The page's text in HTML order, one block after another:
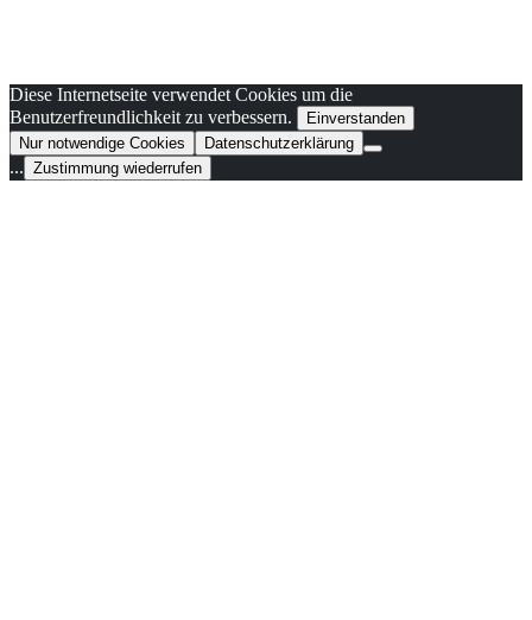
Diese Internetseite verwendet Cookies um die
Benutzerfreundlichkeit zu verbessern.
Einverstanden
Nur notwendige Cookies
Datenschutzerklärung
... Zustimmung wiederrufen